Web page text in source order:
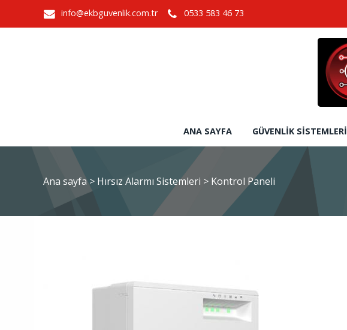
info@ekbguvenlik.com.tr 0533 583 46 73
ANA SAYFA GÜVENLIK SISTEMLERI
Ana sayfa > Hırsız Alarmı Sistemleri > Kontrol Paneli